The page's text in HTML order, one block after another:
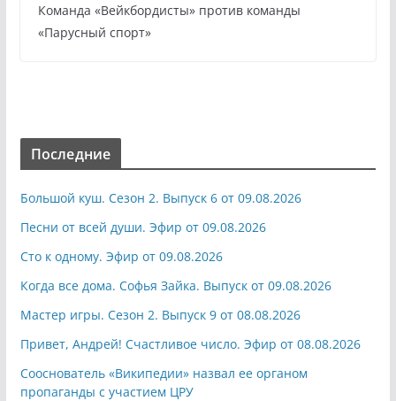
Команда «Вейкбордисты» против команды
«Парусный спорт»
Последние
Большой куш. Сезон 2. Выпуск 6 от 09.08.2026
Песни от всей души. Эфир от 09.08.2026
Сто к одному. Эфир от 09.08.2026
Когда все дома. Софья Зайка. Выпуск от 09.08.2026
Мастер игры. Сезон 2. Выпуск 9 от 08.08.2026
Привет, Андрей! Счастливое число. Эфир от 08.08.2026
Сооснователь «Википедии» назвал ее органом
пропаганды с участием ЦРУ